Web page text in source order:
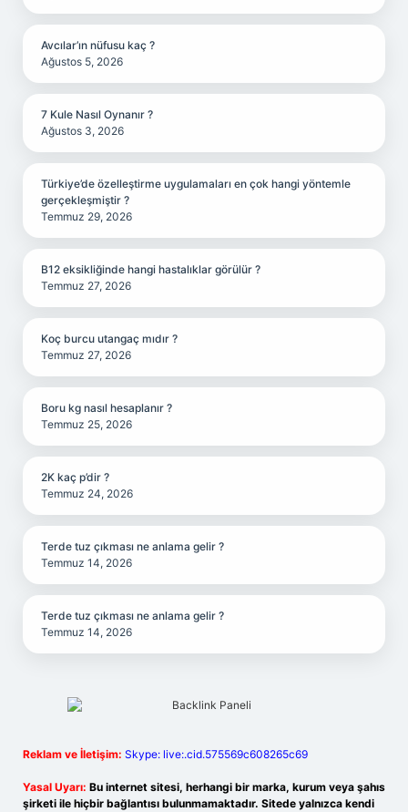
Avcılar’ın nüfusu kaç ?
Ağustos 5, 2026
7 Kule Nasıl Oynanır ?
Ağustos 3, 2026
Türkiye’de özelleştirme uygulamaları en çok hangi yöntemle
gerçekleşmiştir ?
Temmuz 29, 2026
B12 eksikliğinde hangi hastalıklar görülür ?
Temmuz 27, 2026
Koç burcu utangaç mıdır ?
Temmuz 27, 2026
Boru kg nasıl hesaplanır ?
Temmuz 25, 2026
2K kaç p’dir ?
Temmuz 24, 2026
Terde tuz çıkması ne anlama gelir ?
Temmuz 14, 2026
Terde tuz çıkması ne anlama gelir ?
Temmuz 14, 2026
Reklam ve İletişim: Skype: live:.cid.575569c608265c69
Yasal Uyarı: Bu internet sitesi, herhangi bir marka, kurum veya şahıs
şirketi ile hiçbir bağlantısı bulunmamaktadır. Sitede yalnızca kendi